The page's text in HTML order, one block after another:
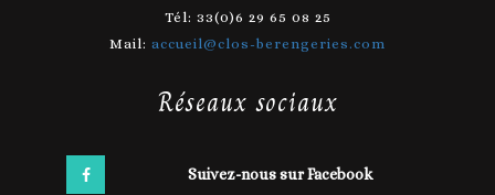
Tél: 33(0)6 29 65 08 25
Mail: accueil@clos-berengeries.com
Réseaux sociaux
Suivez-nous sur Facebook